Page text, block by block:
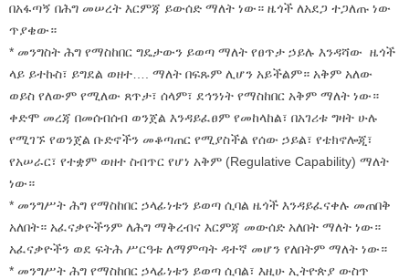
በአፋጣኝ በሕግ መሠረት እርምጃ ይውሰድ ማለት ነው። ዜጎች ለአደጋ ተጋለጡ ነው
ጥያቄው።
* መንግስት ሕግ የማስከበር ግዴታውን ይወጣ ማለት የፀጥታ ኃይሉ እንዳሻው ዜጎች
ላይ ይተኩስ፣ ይግደል ወዘተ…. ማለት በፍጹም ሊሆን አይችልም። አቅም አለው
ወይስ የለውም የሚለው ጸጥታ፣ ሰላም፣ ደኅንነት የማስከበር አቅም ማለት ነው።
ቀድሞ መረጃ በመሰብሰብ ወንጀል እንዳይፈፀም የመከላከል፣ በአገሪቱ ግዛት ሁሉ
የሚገኙ የወንጀል ቡድኖችን መቆጣጠር የሚያስችል የሰው ኃይል፣ የቴክኖሎጂ፣
የአሠራር፣ የተቋም ወዘተ ስብጥር የሆነ አቅም (Regulative Capability) ማለት
ነው።
* መንግሥት ሕግ የማስከበር ኃላፊነቱን ይወጣ ሲባል ዜጎች እንዳይፈናቀሉ መጠበቅ
አለበት። አፈናቃዮችንም ለሕግ ማቅረብና እርምጃ መውሰድ አለበት ማለት ነው።
አፈናቃዮችን ወደ ፍትሕ ሥርዓቱ ለማምጣት ዳተኛ መሆን የለበትም ማለት ነው።
* መንግሥት ሕግ የማስከበር ኃላፊነቱን ይወጣ ሲባል፣ እዚሁ ኢትዮጵያ ውስጥ